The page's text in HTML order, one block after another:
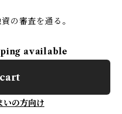
の審査を通る。
available
いの方向け